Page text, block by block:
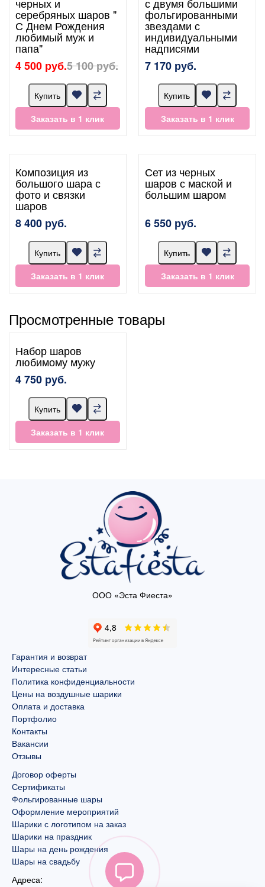
серебряных шаров "
С Днем Рождения
любимый муж и
папа"
4 500 руб.5 100 руб.
Купить
Заказать в 1 клик
фольгированными
звездами с
индивидуальными
надписями
7 170 руб.
Купить
Заказать в 1 клик
Композиция из
большого шара с
фото и связки
шаров
8 400 руб.
Купить
Заказать в 1 клик
Сет из черных
шаров с маской и
большим шаром
6 550 руб.
Купить
Заказать в 1 клик
Просмотренные товары
Набор шаров
любимому мужу
4 750 руб.
Купить
Заказать в 1 клик
ООО «Эста Фиеста»
Гарантия и возврат
Интересные статьи
Политика конфиденциальности
Цены на воздушные шарики
Оплата и доставка
Портфолио
Контакты
Вакансии
Отзывы
Договор оферты
Сертификаты
Фольгированные шары
Оформление мероприятий
Шарики с логотипом на заказ
Шарики на праздник
Шары на день рождения
Шары на свадьбу
Адреса: